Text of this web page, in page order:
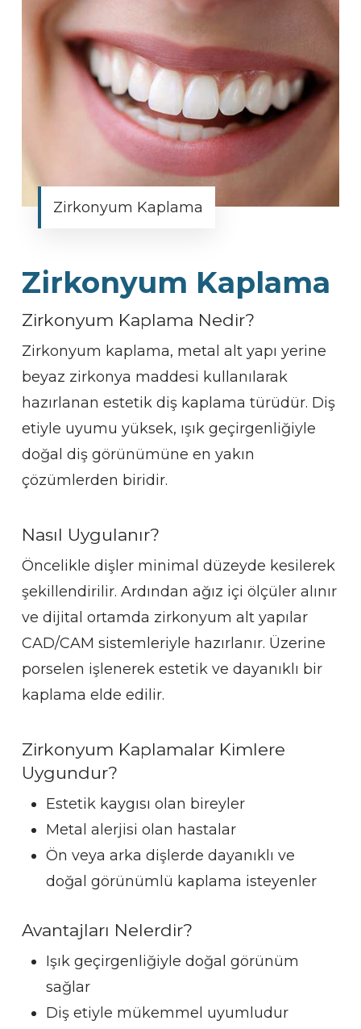
Zirkonyum Kaplama
Zirkonyum Kaplama
Zirkonyum Kaplama Nedir?
Zirkonyum kaplama, metal alt yapı yerine
beyaz zirkonya maddesi kullanılarak
hazırlanan estetik diş kaplama türüdür. Diş
etiyle uyumu yüksek, ışık geçirgenliğiyle
doğal diş görünümüne en yakın
çözümlerden biridir.
Nasıl Uygulanır?
Öncelikle dişler minimal düzeyde kesilerek
şekillendirilir. Ardından ağız içi ölçüler alınır
ve dijital ortamda zirkonyum alt yapılar
CAD/CAM sistemleriyle hazırlanır. Üzerine
porselen işlenerek estetik ve dayanıklı bir
kaplama elde edilir.
Zirkonyum Kaplamalar Kimlere
Uygundur?
Estetik kaygısı olan bireyler
Metal alerjisi olan hastalar
Ön veya arka dişlerde dayanıklı ve
doğal görünümlü kaplama isteyenler
Avantajları Nelerdir?
Işık geçirgenliğiyle doğal görünüm
sağlar
Diş etiyle mükemmel uyumludur